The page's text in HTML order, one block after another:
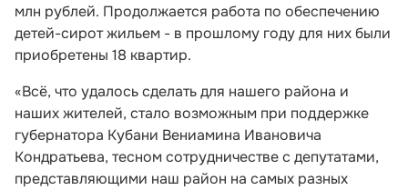
млн рублей. Продолжается работа по обеспечению
детей-сирот жильем - в прошлому году для них были
приобретены 18 квартир.
«Всё, что удалось сделать для нашего района и
наших жителей, стало возможным при поддержке
губернатора Кубани Вениамина Ивановича
Кондратьева, тесном сотрудничестве с депутатами,
представляющими наш район на самых разных